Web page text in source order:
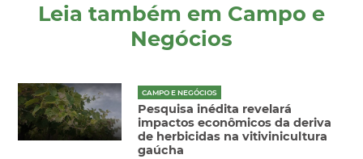
Leia também em Campo e
Negócios
CAMPO E NEGÓCIOS
Pesquisa inédita revelará
impactos econômicos da deriva
de herbicidas na vitivinicultura
gaúcha